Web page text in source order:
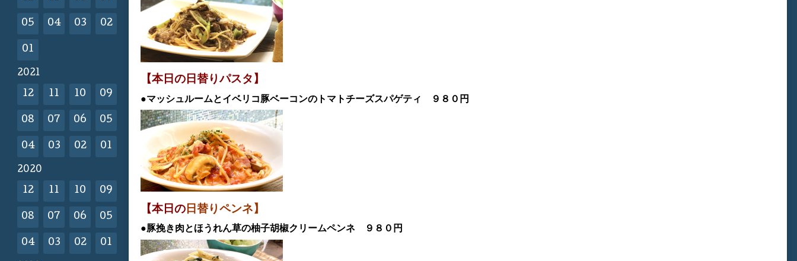
【本日の日替りパスタ】
●マッシュルームとイベリコ豚ベーコンのトマトチーズスパゲティ ９８０円
【本日の 日替りペンネ】
●豚挽き肉とほうれん草の柚子胡椒クリームペンネ ９８０円
05 04 03 02
01
2021
12 11 10 09
08 07 06 05
04 03 02 01
2020
12 11 10 09
08 07 06 05
04 03 02 01